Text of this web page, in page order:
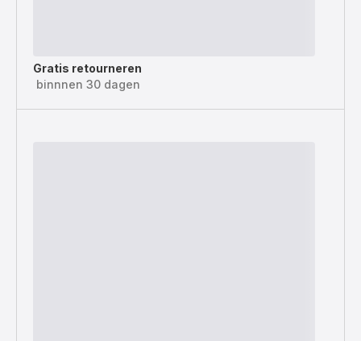
Gratis retourneren
binnnen 30 dagen